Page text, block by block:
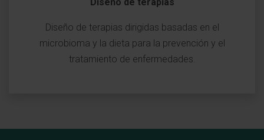
Diseño de terapias dirigidas basadas en el
microbioma y la dieta para la prevención y el
tratamiento de enfermedades.